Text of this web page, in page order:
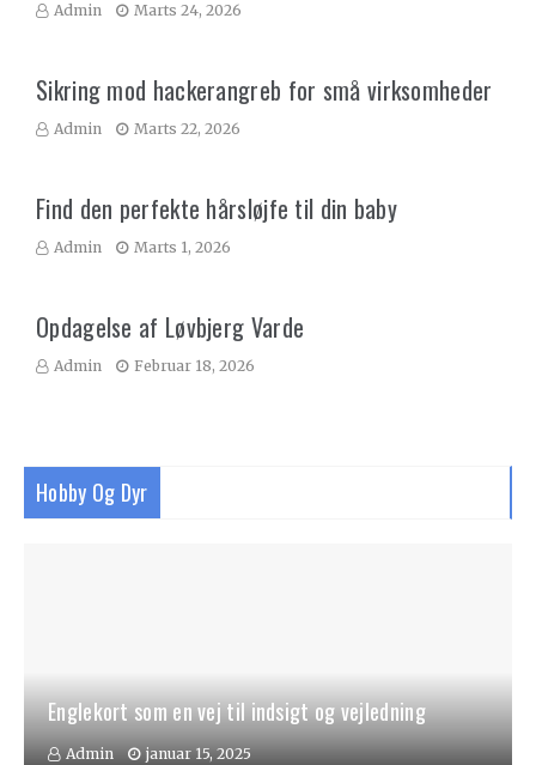
Admin Marts 24, 2026
Sikring mod hackerangreb for små virksomheder
Admin Marts 22, 2026
Find den perfekte hårsløjfe til din baby
Admin Marts 1, 2026
Opdagelse af Løvbjerg Varde
Admin Februar 18, 2026
Hobby Og Dyr
Englekort som en vej til indsigt og vejledning
Admin januar 15, 2025